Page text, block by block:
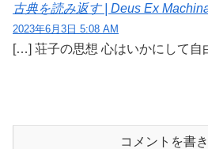
古典を読み返す | Deus Ex
2023年6月3日 5:08 AM
[…] 荘子の思想 心はいかにして
コメントを書